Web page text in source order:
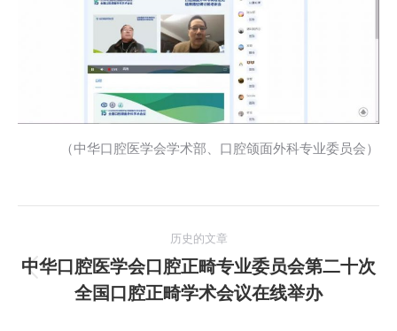
（中华口腔医学会学术部、口腔颌面外科专业委员会）
章
历史的文章
历
史
中华口腔医学会口腔正畸专业委员会第二十次
全国口腔正畸学术会议在线举办